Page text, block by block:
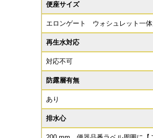
便座サイズ
エロンゲート ウォシュレット一
再生水対応
対応不可
防露層有無
あり
排水心